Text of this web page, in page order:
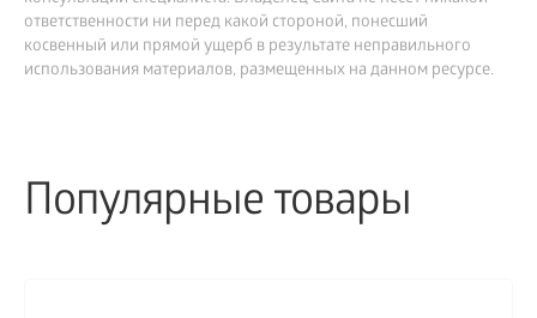
ответственности ни перед какой стороной, понесший
косвенный или прямой ущерб в результате неправильного
использования материалов, размещенных на данном ресурсе.
Популярные товары